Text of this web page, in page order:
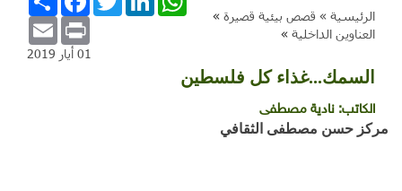
الرئيسية » قصص بيئية قصيرة »
العناوين الداخلية »
Email Print
01 أيار 2019
السمك...غذاء كل فلسطين
الكاتب: نادية مصطفى
مركز حسن مصطفى الثقافي